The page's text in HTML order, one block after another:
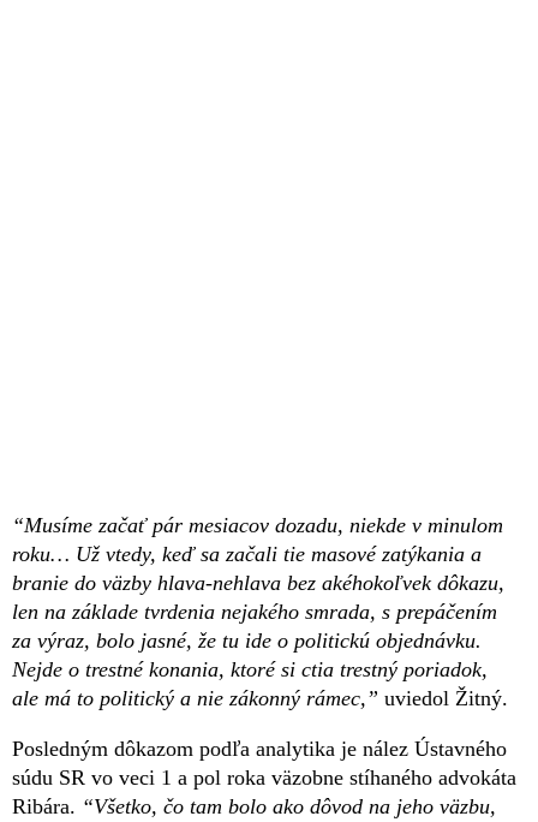
“Musíme začať pár mesiacov dozadu, niekde v minulom
roku… Už vtedy, keď sa začali tie masové zatýkania a
branie do väzby hlava-nehlava bez akéhokoľvek dôkazu,
len na základe tvrdenia nejakého smrada, s prepáčením
za výraz, bolo jasné, že tu ide o politickú objednávku.
Nejde o trestné konania, ktoré si ctia trestný poriadok,
ale má to politický a nie zákonný rámec,” uviedol Žitný.
Posledným dôkazom podľa analytika je nález Ústavného
súdu SR vo veci 1 a pol roka väzobne stíhaného advokáta
Ribára. “Všetko, čo tam bolo ako dôvod na jeho väzbu,